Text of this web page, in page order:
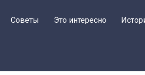
Советы Это интересно